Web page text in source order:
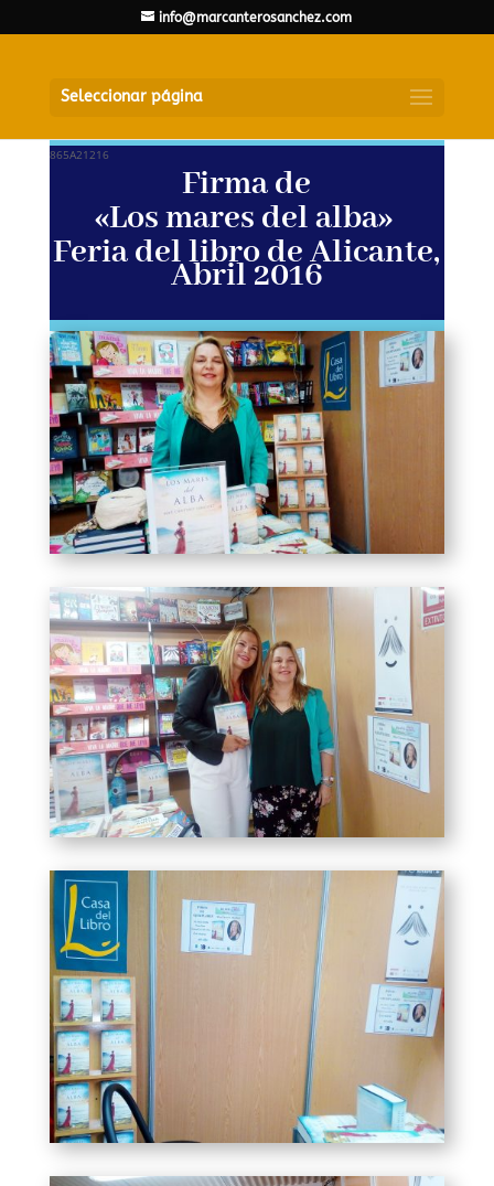
info@marcanterosanchez.com
Seleccionar página
865A21216
Firma de
«Los mares del alba»
Feria del libro de Alicante,
Abril2016